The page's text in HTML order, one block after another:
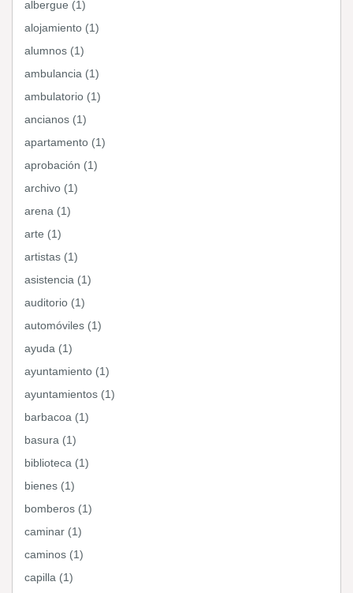
albergue (1)
alojamiento (1)
alumnos (1)
ambulancia (1)
ambulatorio (1)
ancianos (1)
apartamento (1)
aprobación (1)
archivo (1)
arena (1)
arte (1)
artistas (1)
asistencia (1)
auditorio (1)
automóviles (1)
ayuda (1)
ayuntamiento (1)
ayuntamientos (1)
barbacoa (1)
basura (1)
biblioteca (1)
bienes (1)
bomberos (1)
caminar (1)
caminos (1)
capilla (1)